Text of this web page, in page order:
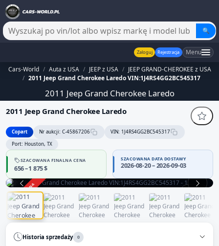
🔍
Zaloguj Rejestracja Menu
Cars-World / Auta z USA / JEEP z USA / JEEP GRAND-CHEROKEE z USA
/ 2011 Jeep Grand Cherokee Laredo VIN:1J4RS4GG2BC545317
2011 Jeep Grand Cherokee Laredo
2011 Jeep Grand Cherokee Laredo
Copart Nr aukcji: C-45867206
VIN: 1J4RS4GG2BC545317
Port: Houston, TX
SZACOWANA FINALNA CENA
656 – 1 875 $
SZACOWANA DATA DOSTAWY
2026-08-20 – 2026-09-03
ZAKOŃCZONA
Historia sprzedaży 0